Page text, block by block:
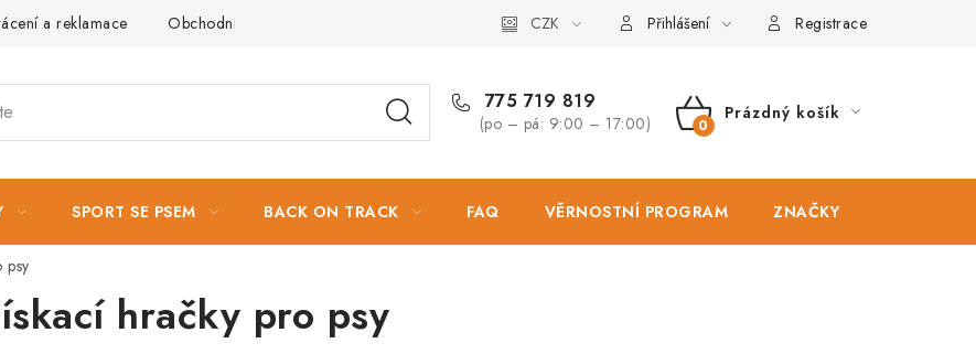
a reklamace Obchodní podmínky Podmínky ochrany osobních údajů Zásady použivání souboru cookies
CZK Přihlášení Registrace
775 719 819
(po – pá: 9:00 – 17:00)
NÁKUPNÍ
Prázdný košík
SPORT SE PSEM BACK ON TRACK FAQ VĚRNOSTNÍ PROGRAM ZNAČKY
psy
hračky pro psy